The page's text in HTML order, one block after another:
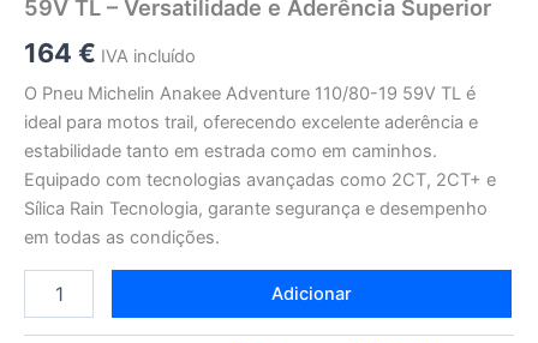
59V TL – Versatilidade e Aderência Superior
164 € IVA incluído
O Pneu Michelin Anakee Adventure 110/80-19 59V TL é
ideal para motos trail, oferecendo excelente aderência e
estabilidade tanto em estrada como em caminhos.
Equipado com tecnologias avançadas como 2CT, 2CT+ e
Sílica Rain Tecnologia, garante segurança e desempenho
em todas as condições.
Adicionar